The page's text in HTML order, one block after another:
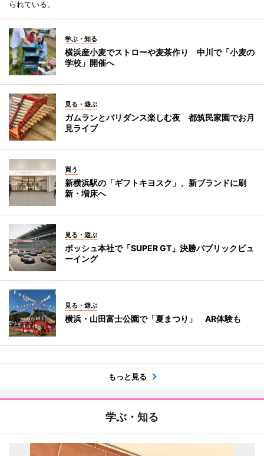
られている。
学ぶ・知る
横浜産小麦でストローや麦茶作り 中川で「小麦の
学校」開催へ
見る・遊ぶ
ガムランとバリダンス楽しむ夜 都筑民家園でお月
見ライブ
買う
新横浜駅の「ギフトキヨスク」、新ブランドに刷
新・増床へ
見る・遊ぶ
ボッシュ本社で「SUPER GT」決勝パブリックビュ
ーイング
見る・遊ぶ
横浜・山田富士公園で「夏まつり」 AR体験も
もっと見る
学ぶ・知る